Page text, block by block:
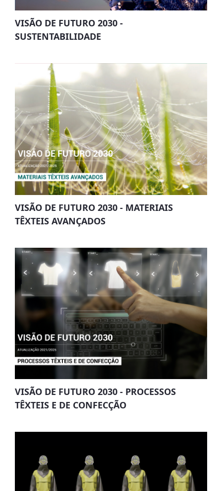
VISÃO DE FUTURO 2030 -
SUSTENTABILIDADE
VISÃO DE FUTURO 2030 - MATERIAIS
TÊXTEIS AVANÇADOS
VISÃO DE FUTURO 2030 - PROCESSOS
TÊXTEIS E DE CONFECÇÃO